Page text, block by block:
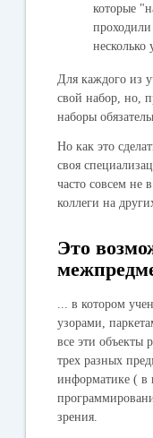
которые
несколько
Для каждого из
свой набор, но,
наборы
Но как это
своя
часто совсем не
коллеги на
Это
... в котором
узорами,
все эти объекты
трех разных
информатике ( в
зрения.